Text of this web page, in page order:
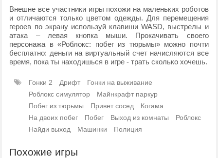
Внешне все участники игры похожи на маленьких роботов
и отличаются только цветом одежды. Для перемещения
героев по экрану используй клавиши WASD, выстрелы и
атака – левая кнопка мыши. Прокачивать своего
персонажа в «Роблокс: побег из тюрьмы» можно почти
бесплатно: деньги на виртуальный счет начисляются все
время, пока ты находишься в игре - трать сколько хочешь.
Гонки 2 Дрифт
Гонки на выживание
Роблокс симулятор
Майнкрафт паркур
Побег из тюрьмы
Привет сосед
Когама
На двоих побег
Побег Выход из комнаты
Роблокс
Найди выход
Машинки Полиция
Похожие игры